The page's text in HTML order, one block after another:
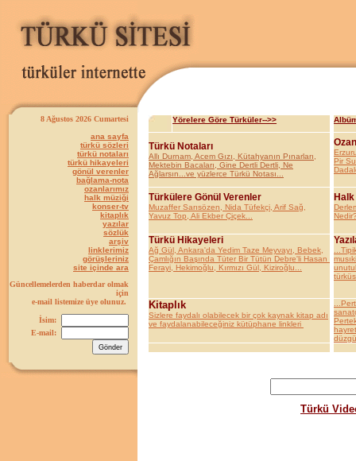
8 Ağustos 2026 Cumartesi
ana sayfa
türkü sözleri
türkü notaları
türkü hikayeleri
gönül verenler
bağlama-nota
ozanlarımız
halk müziği
konser-tv
kitaplık
yazılar
sözlük
arşiv
linklerimiz
görüşleriniz
site içinde ara
Güncellemelerden haberdar olmak
için
e-mail listemize üye olunuz.
İsim:
E-mail:
Yörelere Göre Türküler-->>
Türkü Notaları
Allı Durnam, Acem Gızı, Kütahyanın Pınarları,
Mektebin Bacaları, Gine Dertli Dertli, Ne
Ağlarsın...ve yüzlerce Türkü Notası...
Pir
Türkülere Gönül Verenler
Muzaffer Sarısözen, Nida Tüfekçi, Arif Sağ,
Yavuz Top, Ali Ekber Çiçek...
Türkü Hikayeleri
Ağ Gül, Ankara'da Yedim Taze Meyvayı, Bebek,
Çamlığın Başında Tüter Bir Tütün Debre'li Hasan
Ferayi, Hekimoğlu, Kırmızı Gül, Kiziroğlu...
Kitaplık
Sizlere faydalı olabilecek bir çok kaynak kitap adı
ve faydalanabileceğiniz kütüphane linkleri
Türkü